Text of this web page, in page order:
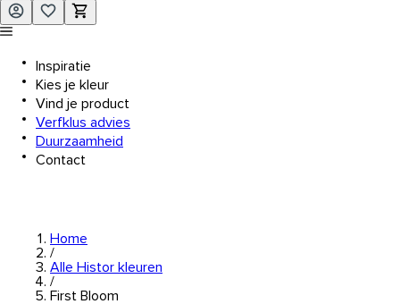
Inspiratie
Kies je kleur
Vind je product
Verfklus advies
Duurzaamheid
Contact
Home
/
Alle Histor kleuren
/
First Bloom